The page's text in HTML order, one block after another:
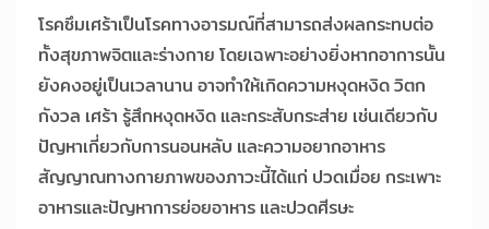
โรคซึมเศร้าเป็นโรคทางอารมณ์ที่สามารถส่งผลกระทบต่อ
ทั้งสุขภาพจิตและร่างกาย โดยเฉพาะอย่างยิ่งหากอาการนั้น
ยังคงอยู่เป็นเวลานาน อาจทำให้เกิดความหงุดหงิด วิตก
กังวล เศร้า รู้สึกหงุดหงิด และกระสับกระส่าย เช่นเดียวกับ
ปัญหาเกี่ยวกับการนอนหลับ และความอยากอาหาร
สัญญาณทางกายภาพของภาวะนี้ได้แก่ ปวดเมื่อย กระเพาะ
อาหารและปัญหาการย่อยอาหาร และปวดศีรษะ